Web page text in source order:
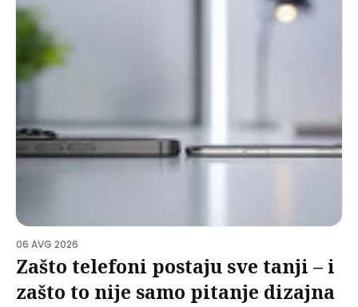
06 AVG 2026
Zašto telefoni postaju sve tanji – i
zašto to nije samo pitanje dizajna